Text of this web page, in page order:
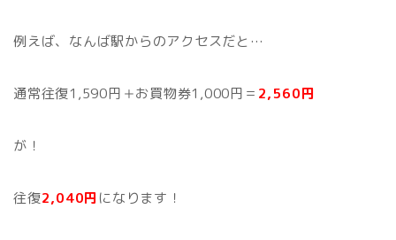
例えば、なんば駅からのアクセスだと…
通常往復1,590円＋お買物券1,000円＝ 2,560円
が！
往復2,040円 になります！